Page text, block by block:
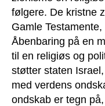
følgere. De kristne
Gamle
Åbenbaring på en
til en religiøs og
støtter staten
med verdens
ondskab er tegn